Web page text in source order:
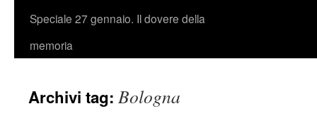
Speciale 27 gennaio. Il dovere della
memoria
Archivi tag: Bologna